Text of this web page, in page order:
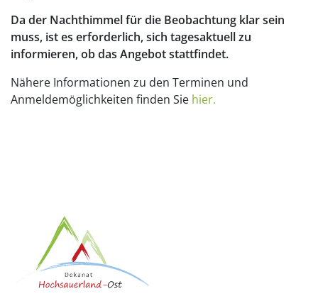
Da der Nachthimmel für die Beobachtung klar sein
muss, ist es erforderlich, sich tagesaktuell zu
informieren, ob das Angebot stattfindet.
Nähere Informationen zu den Terminen und
Anmeldemöglichkeiten finden Sie hier.